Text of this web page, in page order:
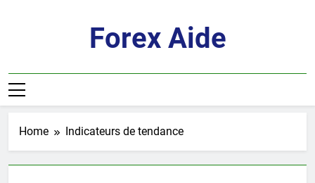
Forex Aide
Home Indicateurs de tendance